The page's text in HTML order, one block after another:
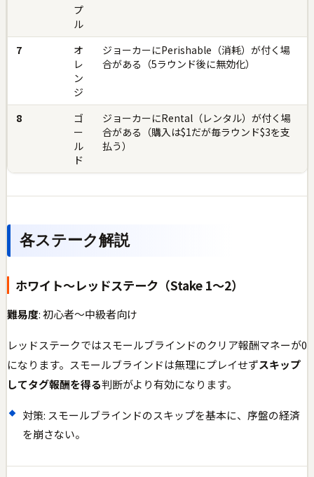
プ
ル
7
オ
レ
ン
ジ
ジョーカーにPerishable（消耗）が付く場
合がある（5ラウンド後に無効化）
8
ゴ
ー
ル
ド
ジョーカーにRental（レンタル）が付く場
合がある（購入は$1だが毎ラウンド$3を支
払う）
各ステーク解説
ホワイト〜レッドステーク（Stake 1〜2）
難易度: 初心者〜中級者向け
レッドステークではスモールブラインドのクリア報酬マネーが0
になります。スモールブラインドは無理にプレイせずスキップ
してタグ報酬を得る判断がより有効になります。
対策: スモールブラインドのスキップを基本に、序盤の経済
を崩さない。